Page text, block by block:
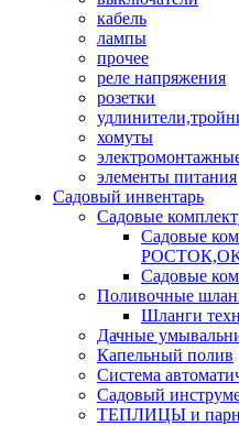
кабель
лампы
прочее
реле напряжения
розетки
хомуты
элементы питания
Садовый инвентарь
Садовые
Садовые
Садовые
Поливочные
Шланги
Дачные
Капельный полив
Система
Садовый
ТЕПЛИЦЫ и